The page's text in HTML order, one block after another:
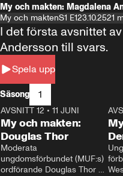
My och makten: Magdalena
My och maktenS1 E123.10.2521
Spela upp
I det första avsnittet
Andersson till svars.
Säsong 1
26:27
AVSNITT 12 • 11 JUNI
My och makten:
Douglas Thor
Moderata
ungdomsförbundet (MUF:s)
ordförande Douglas Thor